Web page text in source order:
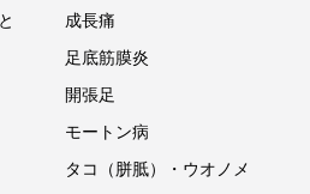
成長痛
足底筋膜炎
開張足
モートン病
タコ（胼胝）・ウオノメ